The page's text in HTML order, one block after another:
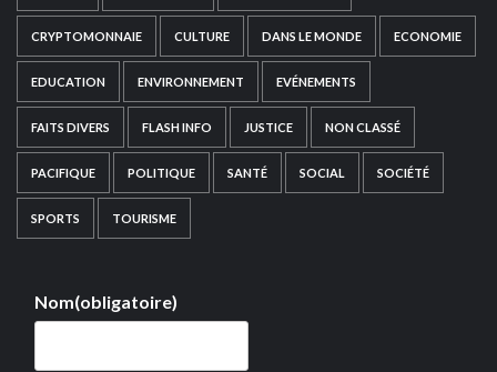
CRYPTOMONNAIE CULTURE DANS LE MONDE ECONOMIE
EDUCATION ENVIRONNEMENT EVÉNEMENTS
FAITS DIVERS FLASH INFO JUSTICE NON CLASSÉ
PACIFIQUE POLITIQUE SANTÉ SOCIAL SOCIÉTÉ
SPORTS TOURISME
Nom(obligatoire)